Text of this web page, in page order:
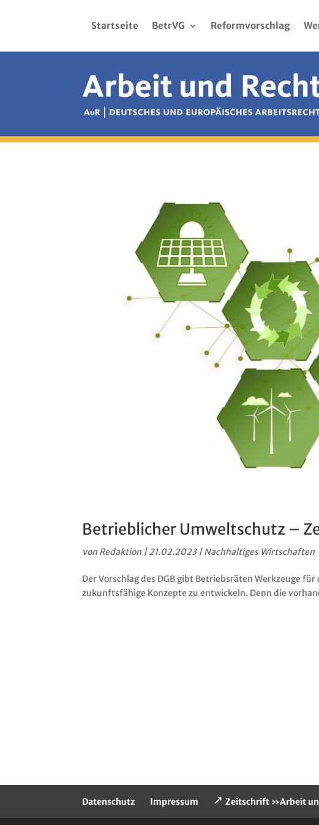
Startseite BetrVG Reformvorschlag
Betrieblicher Umweltschutz –
von Redaktion |21.02.2023|Nachhaltiges Wirtschaften
Der Vorschlag des DGB gibt Betriebsräten Werkzeuge
zukunftsfähige Konzepte zu entwickeln. Denn die
Datenschutz Impressum Zeitschrift »Arbeit